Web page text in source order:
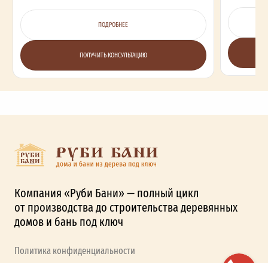
ПОДРОБНЕЕ
ПОЛУЧИТЬ КОНСУЛЬТАЦИЮ
Компания «Руби Бани» — полный цикл
от производства до строительства деревянных
домов и бань под ключ
Политика конфиденциальности